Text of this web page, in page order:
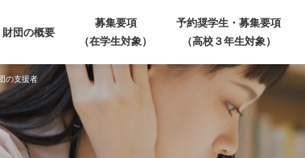
財団の概要
募集要項
（在学生対象）
予約奨学生・募集要項
（高校３年生対象）
の支援者